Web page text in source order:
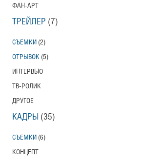
ФАН-АРТ
ТРЕЙЛЕР (7)
СЪЕМКИ (2)
ОТРЫВОК (5)
ИНТЕРВЬЮ
ТВ-РОЛИК
ДРУГОЕ
КАДРЫ (35)
СЪЕМКИ (6)
КОНЦЕПТ